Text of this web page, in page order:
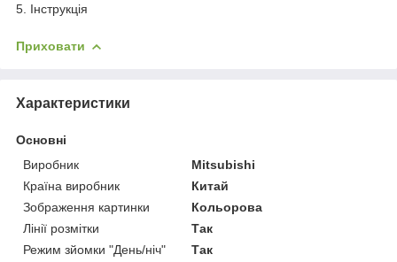
5. Інструкція
Приховати
Характеристики
Основні
Виробник
Mitsubishi
Країна виробник
Китай
Зображення картинки
Кольорова
Лінії розмітки
Так
Режим зйомки "День/ніч"
Так